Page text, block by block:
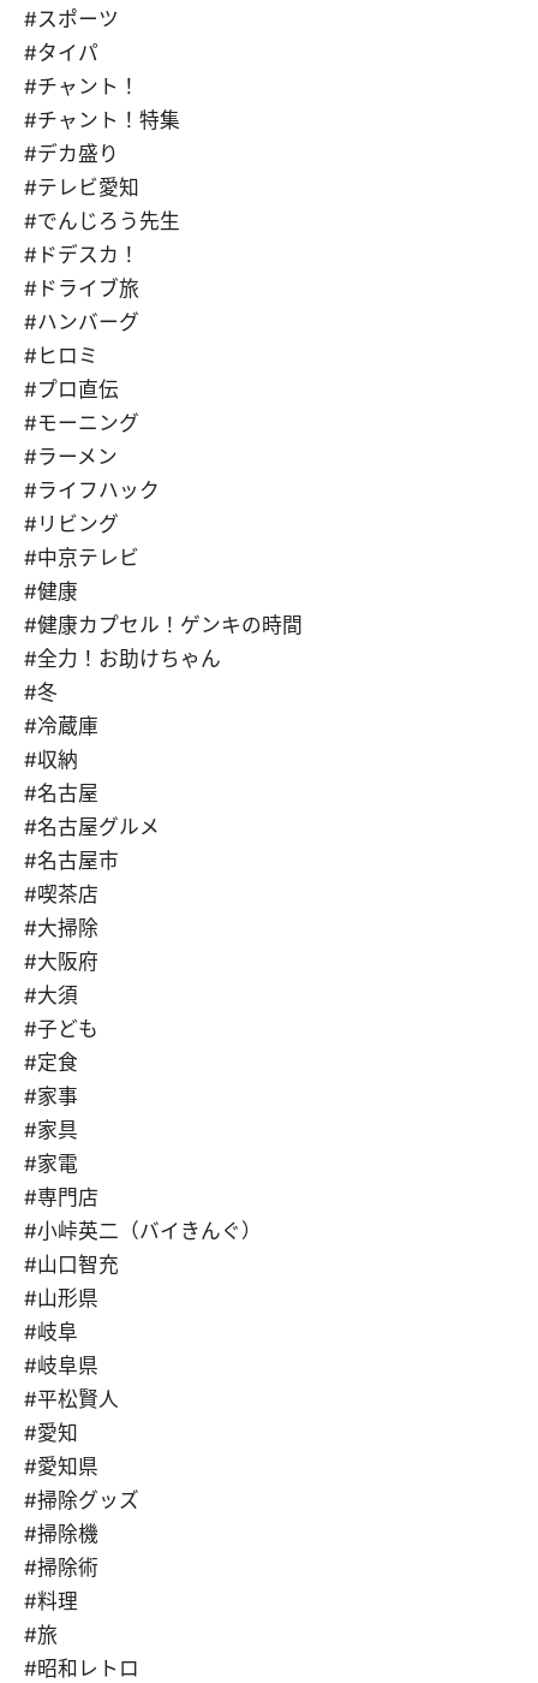
#スポーツ
#タイパ
#チャント！
#チャント！特集
#デカ盛り
#テレビ愛知
#でんじろう先生
#ドデスカ！
#ドライブ旅
#ハンバーグ
#ヒロミ
#プロ直伝
#モーニング
#ラーメン
#ライフハック
#リビング
#中京テレビ
#健康
#健康カプセル！ゲンキの時間
#全力！お助けちゃん
#冬
#冷蔵庫
#収納
#名古屋
#名古屋グルメ
#名古屋市
#喫茶店
#大掃除
#大阪府
#大須
#子ども
#定食
#家事
#家具
#家電
#専門店
#小峠英二（バイきんぐ）
#山口智充
#山形県
#岐阜
#岐阜県
#平松賢人
#愛知
#愛知県
#掃除グッズ
#掃除機
#掃除術
#料理
#旅
#昭和レトロ